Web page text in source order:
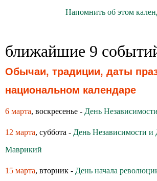
Напомнить об этом
ближайшие 9
Обычаи, традиции, даты
национальном календаре
6 марта, воскресенье - День
12 марта, суббота - День Независимости и
Маврикий
15 марта, вторник - День начала